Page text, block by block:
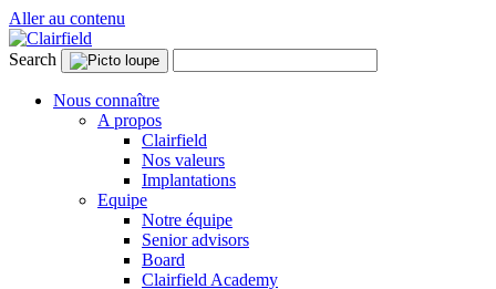
Aller au contenu
Search
Nous connaître
A propos
Clairfield
Nos valeurs
Implantations
Equipe
Notre équipe
Senior advisors
Board
Clairfield Academy